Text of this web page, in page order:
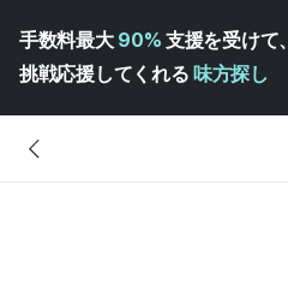
手数料最大 90% 支援を受けて、
挑戦応援してくれる 味方探し